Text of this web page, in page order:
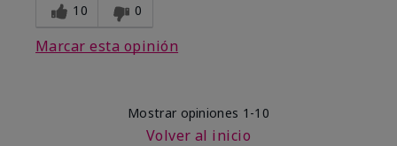
10 0
Marcar esta opinión
Mostrar opiniones 1-10
Volver al inicio